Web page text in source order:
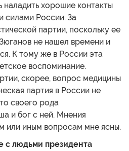
наладить хорошие контакты
силами России. За
партии, поскольку ее
не нашел времени и
К тому же в России эта
воспоминание.
скорее, вопрос медицины
партия в России не
своего рода
и бог с ней. Мнения
или иным вопросам мне ясны.
с людьми президента